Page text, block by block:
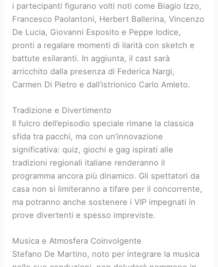
i partecipanti figurano volti noti come Biagio Izzo,
Francesco Paolantoni, Herbert Ballerina, Vincenzo
De Lucia, Giovanni Esposito e Peppe Iodice,
pronti a regalare momenti di ilarità con sketch e
battute esilaranti. In aggiunta, il cast sarà
arricchito dalla presenza di Federica Nargi,
Carmen Di Pietro e dall’istrionico Carlo Amleto.
Tradizione e Divertimento
Il fulcro dell’episodio speciale rimane la classica
sfida tra pacchi, ma con un’innovazione
significativa: quiz, giochi e gag ispirati alle
tradizioni regionali italiane renderanno il
programma ancora più dinamico. Gli spettatori da
casa non si limiteranno a tifare per il concorrente,
ma potranno anche sostenere i VIP impegnati in
prove divertenti e spesso impreviste.
Musica e Atmosfera Coinvolgente
Stefano De Martino, noto per integrare la musica